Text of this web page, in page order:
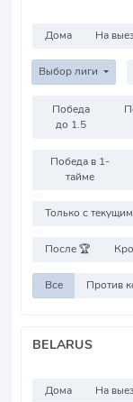
Дома На
Выбор лиги
Победа
до 1.5
Победа в 1-
тайме
Только с
После 🏆
Все
BELARUS
Дома На